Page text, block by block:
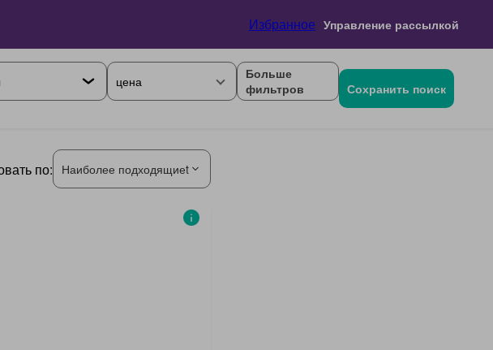
Избранное Управление рассылкой
цена
Больше
фильтров
Сохранить поиск
по: Наиболее подходящиеt